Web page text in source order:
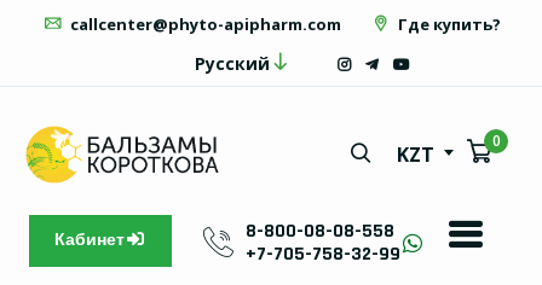
callcenter@phyto-apipharm.com Где купить?
Русский
KZT
0
Кабинет
8-800-08-08-558
+7-705-758-32-99